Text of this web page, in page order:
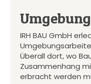
IRH BAU GmbH
Überall dort, wo
Zusammenhang
erbracht werden